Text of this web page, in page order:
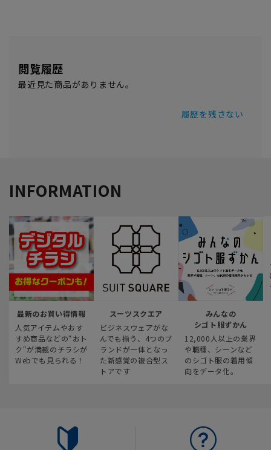
閲覧履歴
最近見た商品がありません。
履歴を残さない
INFORMATION
最新のお買い得情報
人気アイテムやおす
すめ商品などの“おト
ク“が満載のチラシが
Webでも見られる！
スーツスクエア
ビジネスウェアがな
んでも揃う、4つのブ
ランドが一体となっ
た新感覚の複合型ス
トアです
みんなの
シゴト服ずかん
12,000人以上の業界
や職種、シーンなど
のシゴト服の着用傾
向をデータ化。